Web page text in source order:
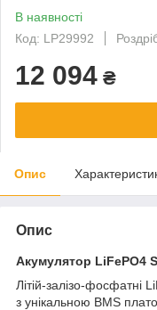
В наявності
Код: LP29992
12 094 ₴
Опис
Опис
Акумулятор LiFePO4
Літій-залізо-фосфатні
з унікальною BMS